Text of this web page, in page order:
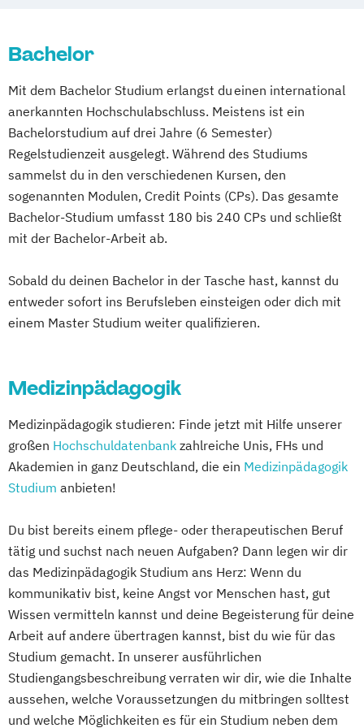
Studienzentrum Wien
Studienzentrum Feldkirch
Studienzentrum Hamburg Logistik-Bachelor
Studienzentrum Judenburg
Bachelor
Mit dem Bachelor Studium erlangst du einen international
anerkannten Hochschulabschluss. Meistens ist ein
Bachelorstudium auf drei Jahre (6 Semester)
Regelstudienzeit ausgelegt. Während des Studiums
sammelst du in den verschiedenen Kursen, den
sogenannten Modulen, Credit Points (CPs). Das gesamte
Bachelor-Studium umfasst 180 bis 240 CPs und schließt
mit der Bachelor-Arbeit ab.
Sobald du deinen Bachelor in der Tasche hast, kannst du
entweder sofort ins Berufsleben einsteigen oder dich mit
einem Master Studium weiter qualifizieren.
Medizinpädagogik
Medizinpädagogik studieren: Finde jetzt mit Hilfe unserer
großen Hochschuldatenbank zahlreiche Unis, FHs und
Akademien in ganz Deutschland, die ein Medizinpädagogik
Studium anbieten!
Du bist bereits einem pflege- oder therapeutischen Beruf
tätig und suchst nach neuen Aufgaben? Dann legen wir dir
das Medizinpädagogik Studium ans Herz: Wenn du
kommunikativ bist, keine Angst vor Menschen hast, gut
Wissen vermitteln kannst und deine Begeisterung für deine
Arbeit auf andere übertragen kannst, bist du wie für das
Studium gemacht. In unserer ausführlichen
Studiengangsbeschreibung verraten wir dir, wie die Inhalte
aussehen, welche Voraussetzungen du mitbringen solltest
und welche Möglichkeiten es für ein Studium neben dem